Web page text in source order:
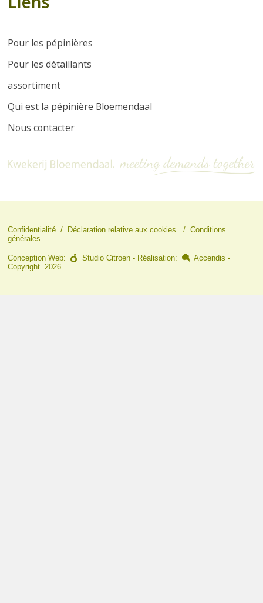
Pour les pépinières
Pour les détaillants
assortiment
Qui est la pépinière Bloemendaal
Nous contacter
Confidentialité / Déclaration relative aux cookies /Conditions
générales
Conception Web: Studio Citroen - Réalisation: Accendis -
Copyright 2026